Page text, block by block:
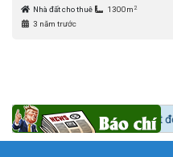
Nhà đất cho thuê 1300m 2
3 năm trước
24h BĐS:Bất động sản khu